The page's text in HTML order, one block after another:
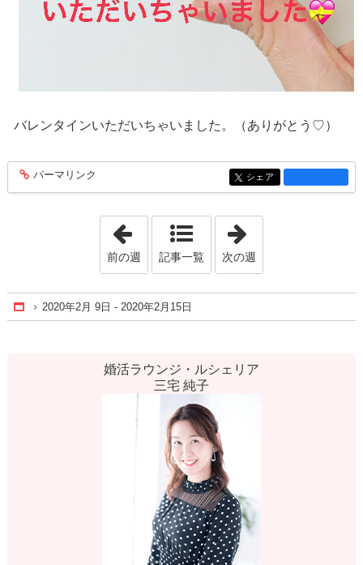
バレンタインいただいちゃいました。（ありがとう♡）
entry1374
パーマリンク entry1374
シェア
「2020年1月19日 - 2020年1月25日」
前の週 記事一覧 次の週
Home
2020年2月 9日 - 2020年2月15日
婚活ラウンジ・ルシェリア
三宅 純子